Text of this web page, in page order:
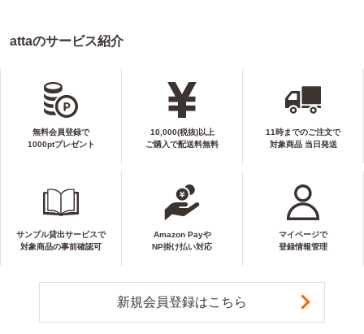
attaのサービス紹介
無料会員登録で
1000ptプレゼント
10,000(税抜)以上
ご購入で配送料無料
11時までのご注文で
対象商品 当日発送
サンプル貸出サービスで
対象商品の事前確認可
Amazon Payや
NP掛け払い対応
マイページで
登録情報管理
新規会員登録はこちら